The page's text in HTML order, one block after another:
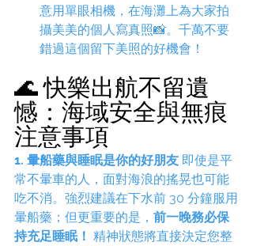
意用單眼相機，在海灘上為大家拍
攝美美的個人寫真照📸。千萬不要
錯過這個留下美照的好機會！
🌊 快樂出航不留遺
憾：海域安全與無痕
注意事項
1. 暈船藥與睡眠是你的好朋友 即使是平
常不暈車的人，面對海浪的搖晃也可能
吃不消。強烈建議在下水前 30 分鐘服用
暈船藥；但更重要的是， 前一晚務必保
持充足睡眠！ 精神狀態將直接決定您整